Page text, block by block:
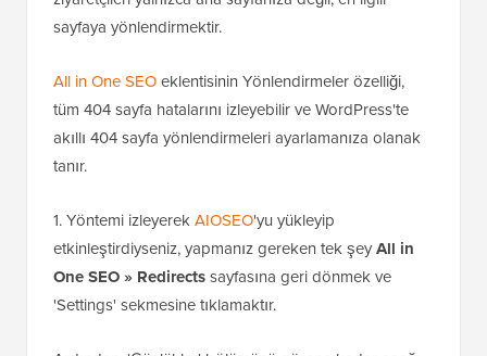
Yönlendirmeleri Ayarlayın
ziyaretçileri yalnızca ana sayfanıza değil, en ilgili
sayfaya yönlendirmektir.
All in One SEO
akıllı 404 sayfa yönlendirmeleri ayarlamanıza olanak
tanır.
1. Yöntemi izleyerek AIOSEO'yu yükleyip